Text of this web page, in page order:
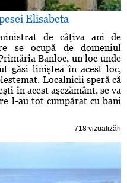
Elisabeta
de câţiva ani de
se ocupă de domeniul
Banloc, un loc unde
găsi liniştea în acest loc,
Localnicii speră că
în acest aşezământ, se va
l-au tot cumpărat cu bani
718 vizualizări